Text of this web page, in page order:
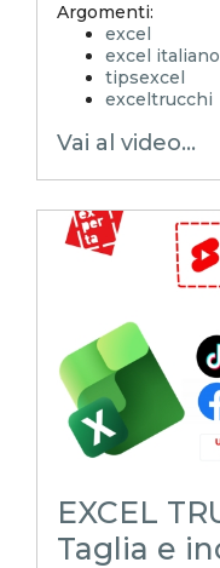
Argomenti:
excel
excel italiano
tipsexcel
exceltrucchi
Xcamp
superexcel
exceltips
microsoft
excel_learning
excel_master
Vai al video...
EXCEL
Taglia e